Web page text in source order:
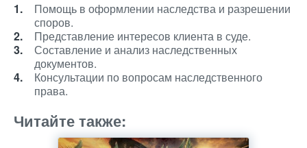
Помощь в оформлении наследства и разрешении
споров.
Представление интересов клиента в суде.
Составление и анализ наследственных
документов.
Консультации по вопросам наследственного
права.
Читайте также: